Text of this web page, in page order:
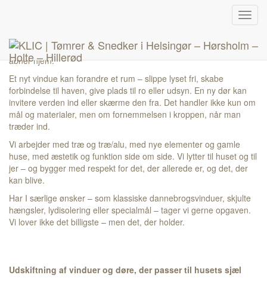
Hos KLIC Enterprise udskifter vi ikke bare vinduer og døre. Vi
åbner hjem.
Et nyt vindue kan forandre et rum – slippe lyset fri, skabe
forbindelse til haven, give plads til ro eller udsyn. En ny dør kan
invitere verden ind eller skærme den fra. Det handler ikke kun om
mål og materialer, men om fornemmelsen i kroppen, når man
træder ind.
Vi arbejder med træ og træ/alu, med nye elementer og gamle
huse, med æstetik og funktion side om side. Vi lytter til huset og til
jer – og bygger med respekt for det, der allerede er, og det, der
kan blive.
Har I særlige ønsker – som klassiske dannebrogsvinduer, skjulte
hængsler, lydisolering eller specialmål – tager vi gerne opgaven.
Vi lover ikke det billigste – men det, der holder.
Udskiftning af vinduer og døre, der passer til husets sjæl